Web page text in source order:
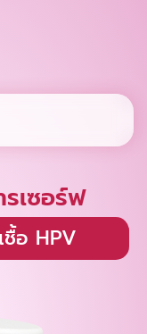
เซอร์ฟ
อ HPV